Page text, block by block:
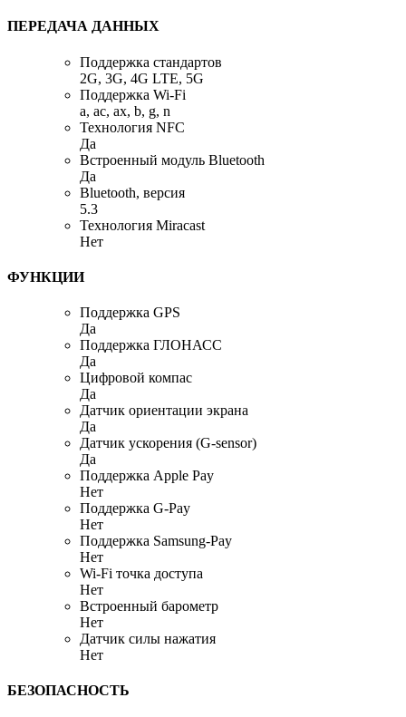
ПЕРЕДАЧА ДАННЫХ
Поддержка стандартов
2G, 3G, 4G LTE, 5G
Поддержка Wi-Fi
a, ac, ax, b, g, n
Технология NFC
Да
Встроенный модуль Bluetooth
Да
Bluetooth, версия
5.3
Технология Miracast
Нет
ФУНКЦИИ
Поддержка GPS
Да
Поддержка ГЛОНАСС
Да
Цифровой компас
Да
Датчик ориентации экрана
Да
Датчик ускорения (G-sensor)
Да
Поддержка Apple Pay
Нет
Поддержка G-Pay
Нет
Поддержка Samsung-Pay
Нет
Wi-Fi точка доступа
Нет
Встроенный барометр
Нет
Датчик силы нажатия
Нет
БЕЗОПАСНОСТЬ